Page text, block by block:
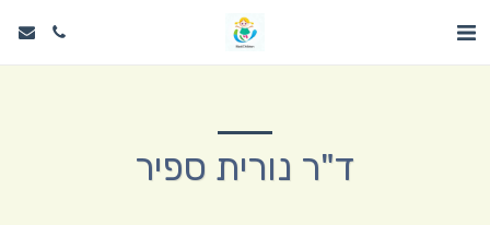
ד"ר נורית ספיר